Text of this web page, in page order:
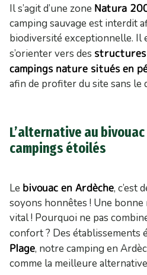
Il s’agit d’une zone Natura
camping sauvage est interdit
biodiversité exceptionnelle. Il
s’orienter vers des structures
campings nature situés en
afin de profiter du site sans le
L’alternative au
campings étoilés
Le bivouac en Ardèche, c’est
soyons honnêtes ! Une bonne
vital ! Pourquoi ne pas
confort ? Des établissements
Plage, notre camping en
comme la meilleure